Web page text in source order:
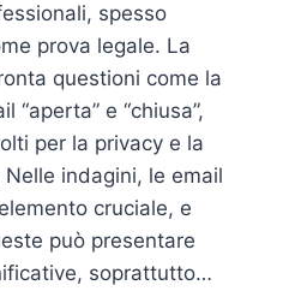
spesso
prova legale. La
questioni come la
“aperta” e “chiusa”,
per la privacy e la
indagini, le email
cruciale, e
può presentare
soprattutto…